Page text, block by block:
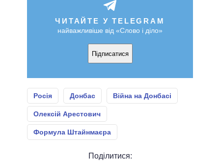
ЧИТАЙТЕ У TELEGRAM
найважливіше від «Слово і діло»
Підписатися
Росія Донбас Війна на Донбасі
Олексій Арестович
Формула Штайнмаєра
Поділитися: